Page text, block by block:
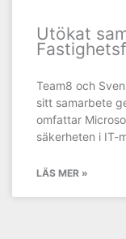
Utökat
Team8 och
sitt samarbete
omfattar
säkerheten i IT-
LÄS MER »